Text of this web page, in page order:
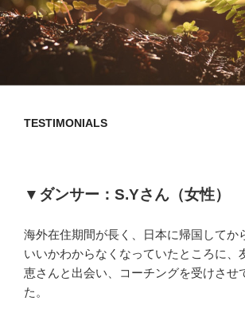
TESTIMONIALS
▼ ダンサー： S.Yさん（女性）
海外在住期間が長く、日本に帰国してか
いいかわからなくなっていたところに、
恵さんと出会い、コーチングを受けさせ
た。